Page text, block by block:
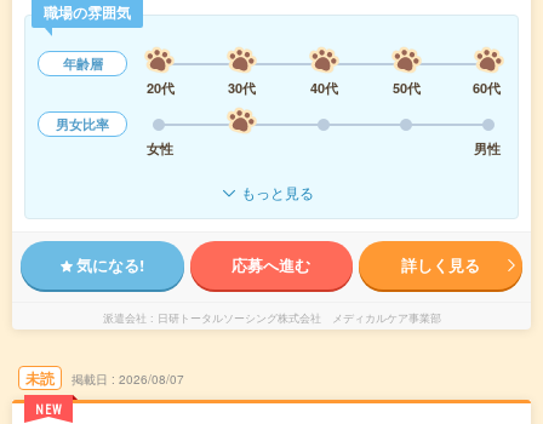
職場の雰囲気
年齢層
20代
30代 40代 50代
60代
男女比率
女性
男性
もっと見る
気になる! 応募へ進む 詳しく見る
派遣会社 日研トータルソーシング株式会社 メディカルケア事業部
未読
NEW
掲載日 2026/08/07